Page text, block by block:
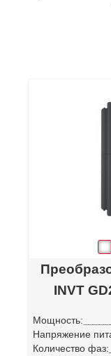
INVT
Мощность:
Напряжение
Количество фаз: